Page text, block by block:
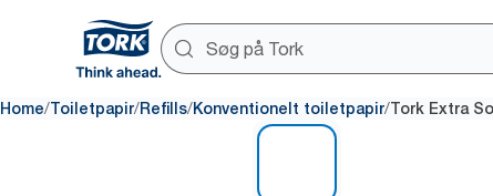
Home/Toiletpapir/Refills/Konventionelt toiletpapir/Tork Extra